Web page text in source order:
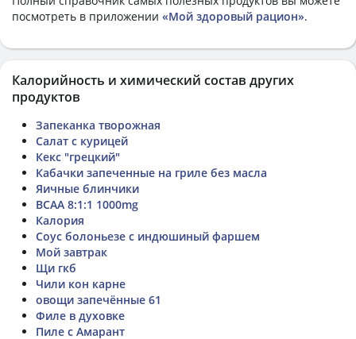
посмотреть в приложении «Мой здоровый рацион».
Калорийность и химический состав других
продуктов
Запеканка творожная
Салат с курицей
Кекс "грецкий"
Кабачки запеченные на гриле без масла
Яичные блинчики
BCAA 8:1:1 1000mg
Калория
Соус болоньезе с индюшиный фаршем
Мой завтрак
Щи гкб
Чили кон карне
овощи запечённые 61
Филе в духовке
Пиле с Амарант